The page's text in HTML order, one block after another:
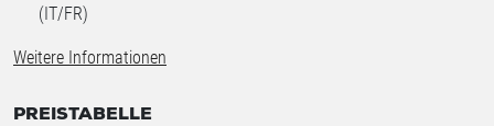
(IT/FR)
Weitere Informationen
PREISTABELLE